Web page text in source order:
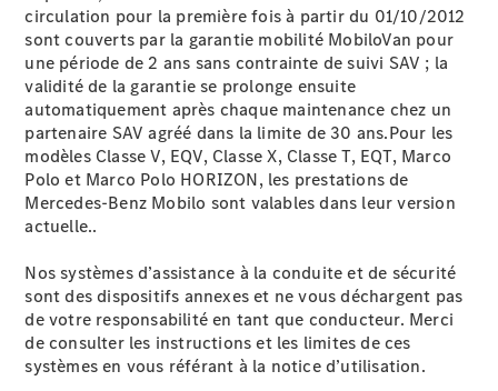
et
assistance
Notices
d’utilisation
interactives
circulation pour la première fois à partir du 01/10/2012
sont couverts par la garantie mobilité MobiloVan pour
une période de 2 ans sans contrainte de suivi SAV ; la
validité de la garantie se prolonge ensuite
automatiquement après chaque maintenance chez un
partenaire SAV agréé dans la limite de 30 ans.Pour les
modèles Classe V, EQV, Classe X, Classe T, EQT, Marco
Polo et Marco Polo HORIZON, les prestations de
Mercedes-Benz Mobilo sont valables dans leur version
actuelle..
Nos systèmes d’assistance à la conduite et de sécurité
sont des dispositifs annexes et ne vous déchargent pas
de votre responsabilité en tant que conducteur. Merci
de consulter les instructions et les limites de ces
systèmes en vous référant à la notice d’utilisation.